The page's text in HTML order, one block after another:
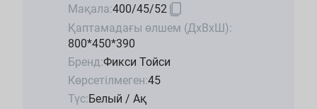
Мақала:400/45/52
Қаптамадағы өлшем (ДхВхШ):
800*450*390
Бренд:Фикси Тойси
Көрсетілмеген:45
Түс:Белый / Ақ